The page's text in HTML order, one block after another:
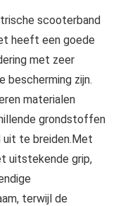
scooterband
heeft een goede
met zeer
bescherming zijn.
materialen
grondstoffen
uit te breiden.Met
uitstekende grip,
terwijl de